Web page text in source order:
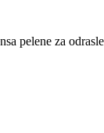
pelene za